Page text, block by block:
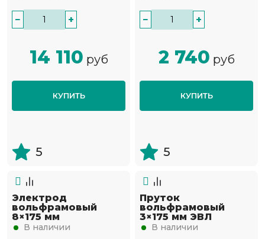
− +
14 110 руб
КУПИТЬ
5
− +
2 740 руб
КУПИТЬ
5
Электрод
вольфрамовый
8×175 мм
В наличии
Пруток
вольфрамовый
3×175 мм ЭВЛ
В наличии